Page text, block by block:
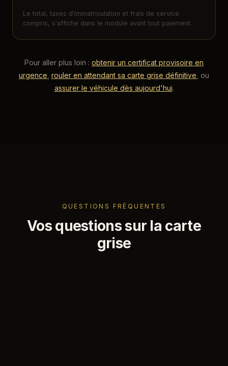
Le total, taxes d'immatriculation et frais de service
compris, s'affiche dans le module avant tout paiement.
Pour aller plus loin : obtenir un certificat provisoire en
urgence rouler en attendant sa carte grise définitive , ou
assurer le véhicule dès aujourd'hui.
QUESTIONS FRÉQUENTES
Vos questions sur la carte
grise